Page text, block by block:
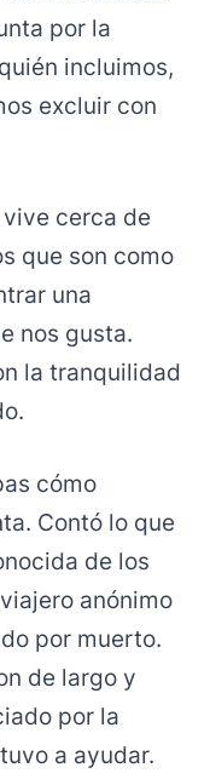
por la
incluimos,
excluir con
cerca de
que son como
una
nos gusta.
la tranquilidad
cómo
Contó lo que
de los
anónimo
por muerto.
de largo y
por la
a ayudar.